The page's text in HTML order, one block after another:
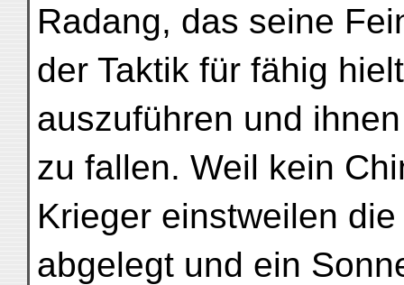
Radang, das seine
der Taktik für fähig
auszuführen und
zu fallen. Weil kein
Krieger einstweilen
abgelegt und ein